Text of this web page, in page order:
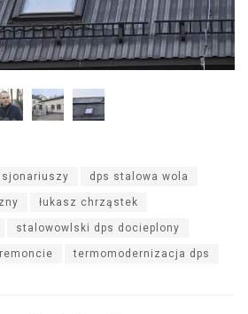
dps stalowa wola
łukasz chrząstek
stalowowlski dps docieplony
termomodernizacja dps